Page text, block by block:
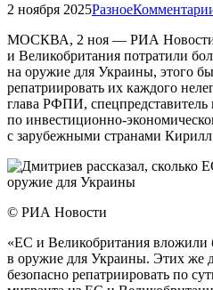
2 ноября 2025Разное
МОСКВА, 2 ноя — РИА
и Великобритания потратили
на оружие для Украины, этого
репатриировать их каждого
глава РФПИ, спецпредставитель
по инвестиционно-
с зарубежными странами
© РИА Новости
«ЕС и Великобритания вложили
в оружие для Украины. Этих же
безопасно репатриировать по